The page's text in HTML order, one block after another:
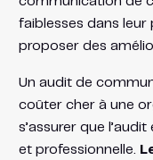
faiblesses dans
proposer des
Un audit de
coûter cher à une
s’assurer que
et professionnelle.